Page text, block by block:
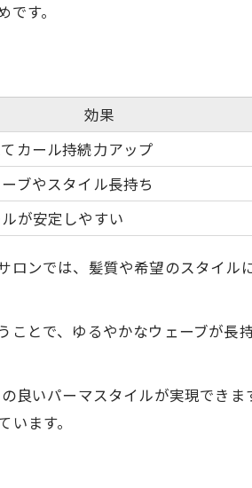
す。
効果
カール持続力アップ
ブやスタイル長持ち
が安定しやすい
ロンでは、髪質や希望のスタイル
とで、ゆるやかなウェーブが長
良いパーマスタイルが実現できま
ます。